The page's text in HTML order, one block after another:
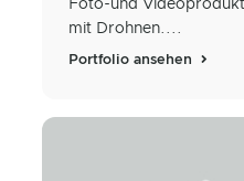
Foto-und
mit Drohnen....
Portfolio ansehen